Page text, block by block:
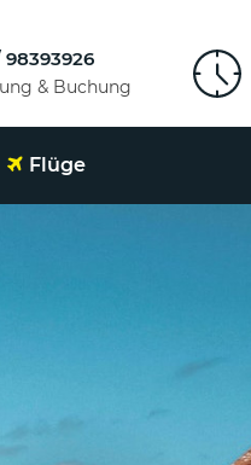
98393926
& Buchung
Flüge